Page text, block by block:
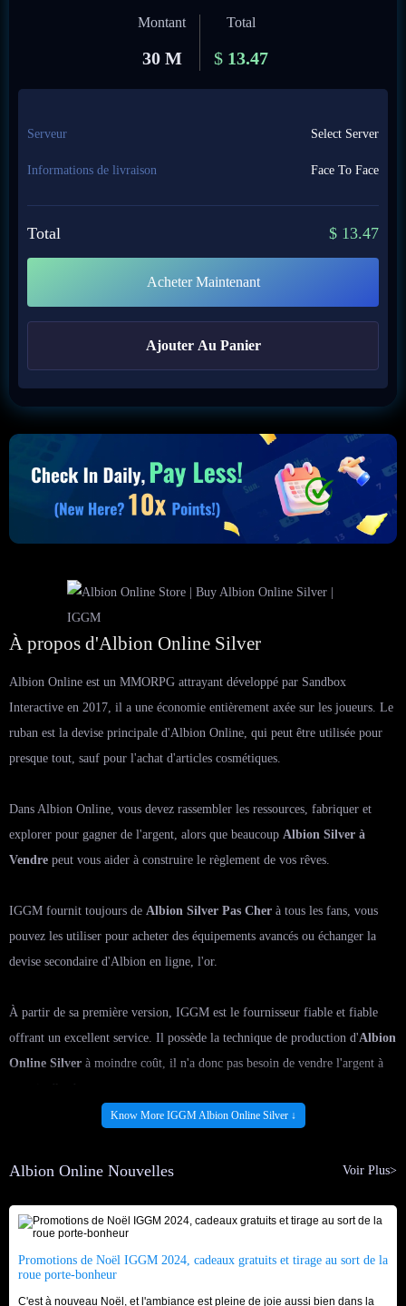
Montant
30 M
Total
$ 13.47
Serveur Select Server
Informations de livraison Face To Face
Total $ 13.47
Acheter Maintenant
Ajouter Au Panier
À propos d'Albion Online Silver
Albion Online est un MMORPG attrayant développé par Sandbox
Interactive en 2017, il a une économie entièrement axée sur les joueurs. Le
ruban est la devise principale d'Albion Online, qui peut être utilisée pour
presque tout, sauf pour l'achat d'articles cosmétiques.
Dans Albion Online, vous devez rassembler les ressources, fabriquer et
explorer pour gagner de l'argent, alors que beaucoup Albion Silver à
Vendre peut vous aider à construire le règlement de vos rêves.
IGGM fournit toujours de Albion Silver Pas Cher à tous les fans, vous
pouvez les utiliser pour acheter des équipements avancés ou échanger la
devise secondaire d'Albion en ligne, l'or.
À partir de sa première version, IGGM est le fournisseur fiable et fiable
offrant un excellent service. Il possède la technique de production d'Albion
Online Silver à moindre coût, il n'a donc pas besoin de vendre l'argent à
un prix élevé.
immédiatement le bon service par un service client en ligne 24h/24 et 7j/7
sécurité et bénéficiez de la livraison la plus rapide dans les 10 minutes pour
chaque commande. Fais le maintenant!
Know More IGGM Albion Online Silver ↓
Albion Online Nouvelles Voir Plus>
Promotions de Noël IGGM 2024, cadeaux gratuits et tirage au sort de la
roue porte-bonheur
C'est à nouveau Noël, et l'ambiance est pleine de joie aussi bien dans la